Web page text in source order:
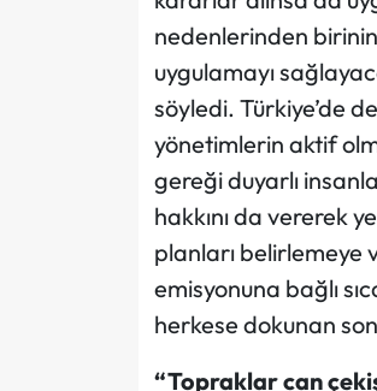
nedenlerinden
uygulamayı
söyledi. Türkiye’de
yönetimlerin aktif
gereği duyarlı
hakkını da vererek
planları belirlemeye
emisyonuna bağlı
herkese dokunan
“Topraklar can